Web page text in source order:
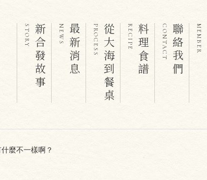
STORY 新合發故事 NEWS 最新消息 PROCESS從大海到餐桌 RECIPE 料理食譜 CONTACT聯絡我們 MEMBER
麼不一樣啊？